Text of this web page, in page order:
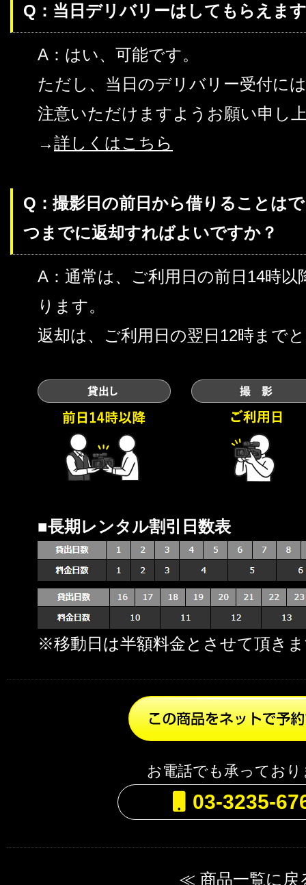
Q：当日デリバリーはしてもらえま
A：はい、可能です。
ただし、当日のデリバリー受付に
注意いただけますようお願い申し
→詳しくはこちら
Q：撮影日の前日から借りることは
つまでに返却すればよいですか？
A：通常は、ご利用日の前日14時
ります。
返却は、ご利用日の翌日12時まで
■長期レンタル割引日数表
※移動日は半額料金とさせて頂き
お電話でも承ってお
03-3235-
≪ 商品一覧に戻